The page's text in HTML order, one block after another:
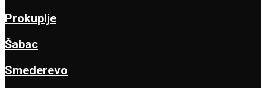
Prokuplje
Šabac
Smederevo